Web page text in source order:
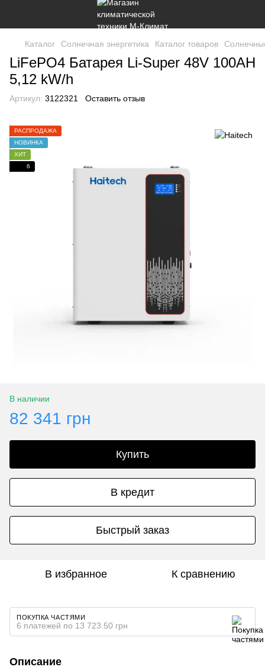
Каталог Солнечная энергетика Каталог товаров
LiFePO4 Батарея Li-Super 48V 100AH
5,12 kW/h
Артикул: 3122321 Оставить отзыв
РАСПРОДАЖА
НОВИНКА
ХИТ
6
В наличии
82 341 грн
Купить
В кредит
Быстрый заказ
В избранное К сравнению
ПОКУПКА ЧАСТЯМИ
6 платежей по 13 723.50 грн
Описание